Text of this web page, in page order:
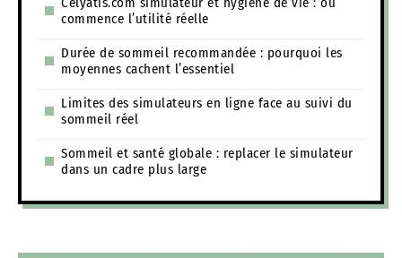
commence l’utilité réelle
Durée de sommeil recommandée : pourquoi les
moyennes cachent l’essentiel
Limites des simulateurs en ligne face au suivi du
sommeil réel
Sommeil et santé globale : replacer le simulateur
dans un cadre plus large